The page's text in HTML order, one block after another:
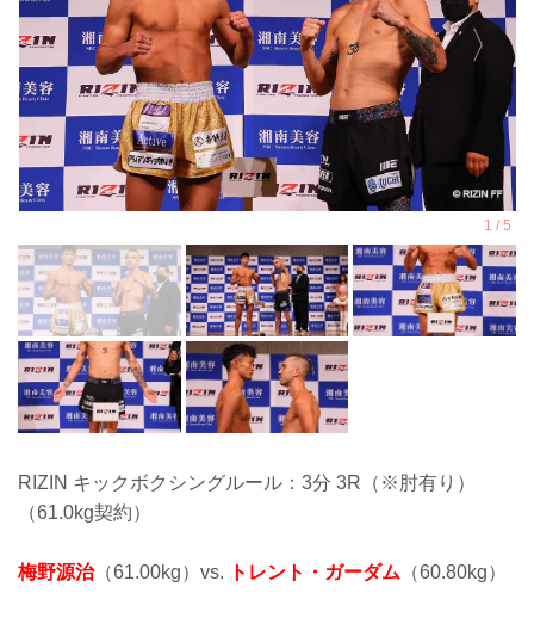
RIZIN キックボクシングルール：3分 3R（※肘有り）
（61.0kg契約）
梅野源治（61.00kg）vs. トレント・ガーダム （60.80kg）